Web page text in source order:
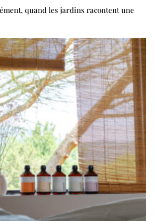
quand les jardins racontent une